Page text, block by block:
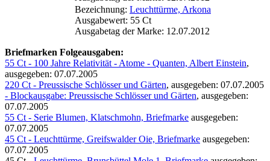
Bezeichnung: Leuchttürme, Arkona
Ausgabewert: 55 Ct
Ausgabetag der Marke: 12.07.2012
Briefmarken Folgeausgaben:
55 Ct - 100 Jahre Relativität - Atome - Quanten, Albert Einstein,
ausgegeben: 07.07.2005
220 Ct - Preussische Schlösser und Gärten, ausgegeben: 07.07.2005
- Blockausgabe: Preussische Schlösser und Gärten, ausgegeben:
07.07.2005
55 Ct - Serie Blumen, Klatschmohn, Briefmarke ausgegeben:
07.07.2005
45 Ct - Leuchttürme, Greifswalder Oie, Briefmarke ausgegeben:
07.07.2005